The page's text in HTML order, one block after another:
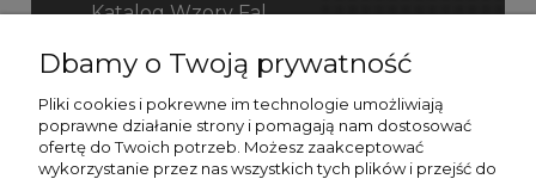
Katalog Wzory Fal
Katalog Fefco
Dbamy o Twoją prywatność
Pliki cookies i pokrewne im technologie umożliwiają
poprawne działanie strony i pomagają nam dostosować
ofertę do Twoich potrzeb. Możesz zaakceptować
wykorzystanie przez nas wszystkich tych plików i przejść do